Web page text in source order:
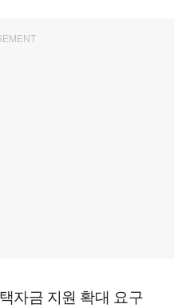
자금 지원 확대 요구